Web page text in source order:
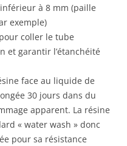
à 8 mm (paille
exemple)
coller le tube
et garantir l’étanchéité
face au liquide de
30 jours dans du
apparent. La résine
« water wash » donc
pour sa résistance